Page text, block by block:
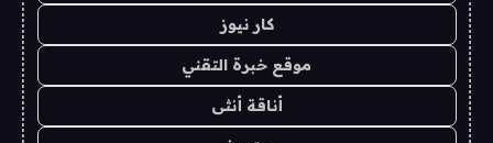
كار نيوز
موقع خبرة التقني
أناقة أنثى